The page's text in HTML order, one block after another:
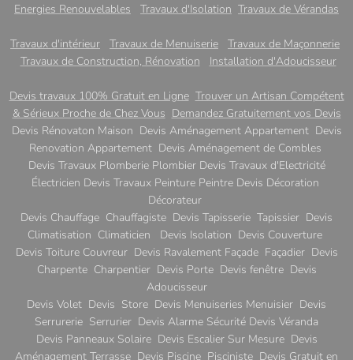
Energies Renouvelables
Travaux d'Isolation Travaux de Vérandas
Travaux d'intérieur Travaux de Menuiserie
Travaux de Maçonnerie
Travaux de Construction, Rénovation
Installation d'Adoucisseur
Devis travaux 100% Gratuit en Ligne Trouver un Artisan Compétent
& Sérieux Proche de Chez Vous Demandez Gratuitement vos Devis
Devis Rénovaton Maison Devis Aménagement Appartement Devis
Renovation Appartement Devis Aménagement de Combles
Devis Travaux Plomberie Plombier Devis Travaux d'Electricité
Électricien Devis Travaux Peinture Peintre Devis Décoration
Décorateur
Devis Chauffage Chauffagiste Devis Tapisserie Tapissier Devis
Climatisation Climaticien Devis Isolation Devis Couverture
Devis Toiture Couvreur Devis Ravalement Façade Façadier Devis
Charpente Charpentier Devis Porte Devis fenêtre Devis
Adoucisseur
Devis Volet Devis Store Devis Menuiseries Menuisier Devis
Serrurerie Serrurier Devis Alarme Sécurité Devis Véranda
Devis Panneaux Solaire Devis Escalier Sur Mesure Devis
Aménagement Terrasse Devis Piscine Pisciniste Devis Gratuit en